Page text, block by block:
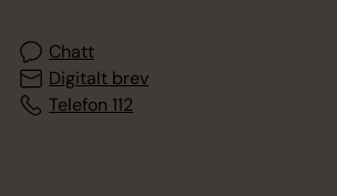
Chatt
Digitalt brev
Telefon 112